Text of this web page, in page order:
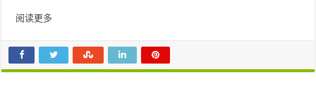
阅读更多